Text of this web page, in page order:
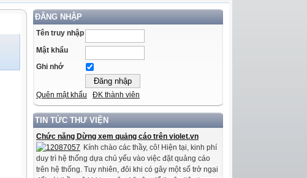
ĐĂNG NHẬP
Tên truy nhập
Mật khẩu
Ghi nhớ
Quên mật khẩu ĐK thành viên
TIN TỨC THƯ VIỆN
Chức năng Dừng xem quảng cáo trên violet.vn
Kính chào các thầy, cô! Hiện tại, kinh phí
duy trì hệ thống dựa chủ yếu vào việc đặt quảng cáo
trên hệ thống. Tuy nhiên, đôi khi có gây một số trở ngại